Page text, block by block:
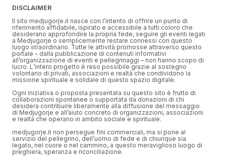
DISCLAIMER
Il sito medjugorje.it nasce con l’intento di offrire un punto di
riferimento affidabile, ispirato e accessibile a tutti coloro che
desiderano approfondire la propria fede, seguire gli eventi legati
a Medjugorje o semplicemente restare connessi con questo
luogo straordinario. Tutte le attività promosse attraverso questo
portale – dalla pubblicazione di contenuti informativi
all’organizzazione di eventi e pellegrinaggi – non hanno scopo di
lucro. L’intero progetto è reso possibile grazie al sostegno
volontario di privati, associazioni e realtà che condividono la
missione spirituale e solidale di questo spazio digitale.
Ogni iniziativa o proposta presentata su questo sito è frutto di
collaborazioni spontanee o supportata da donazioni di chi
desidera contribuire liberamente alla diffusione del messaggio
di Medjugorje e all’aiuto concreto di organizzazioni, associazioni
e realtà che operano in ambito sociale e spirituale.
medjugorje.it non persegue fini commerciali, ma si pone al
servizio del pellegrino, dell’uomo di fede e di chiunque sia
legato, nel cuore o nel cammino, a questo meraviglioso luogo di
preghiera, speranza e riconciliazione.